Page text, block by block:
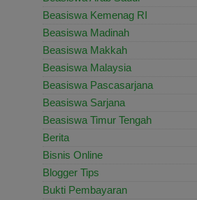
Beasiswa Kemenag RI
Beasiswa Madinah
Beasiswa Makkah
Beasiswa Malaysia
Beasiswa Pascasarjana
Beasiswa Sarjana
Beasiswa Timur Tengah
Berita
Bisnis Online
Blogger Tips
Bukti Pembayaran